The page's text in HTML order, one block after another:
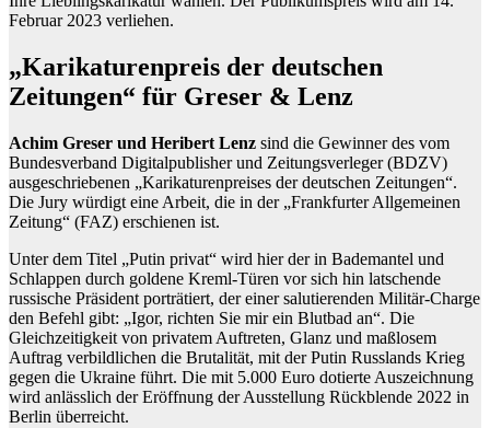
Februar 2023 verliehen.
„Karikaturenpreis der deutschen
Zeitungen“ für Greser & Lenz
Achim Greser und Heribert Lenz sind die Gewinner des vom
Bundesverband Digitalpublisher und Zeitungsverleger (BDZV)
ausgeschriebenen „Karikaturenpreises der deutschen Zeitungen“.
Die Jury würdigt eine Arbeit, die in der „Frankfurter Allgemeinen
Zeitung“ (FAZ) erschienen ist.
Unter dem Titel „Putin privat“ wird hier der in Bademantel und
Schlappen durch goldene Kreml-Türen vor sich hin latschende
russische Präsident porträtiert, der einer salutierenden Militär-Charge
den Befehl gibt: „Igor, richten Sie mir ein Blutbad an“. Die
Gleichzeitigkeit von privatem Auftreten, Glanz und maßlosem
Auftrag verbildlichen die Brutalität, mit der Putin Russlands Krieg
gegen die Ukraine führt. Die mit 5.000 Euro dotierte Auszeichnung
wird anlässlich der Eröffnung der Ausstellung Rückblende 2022 in
Berlin überreicht.